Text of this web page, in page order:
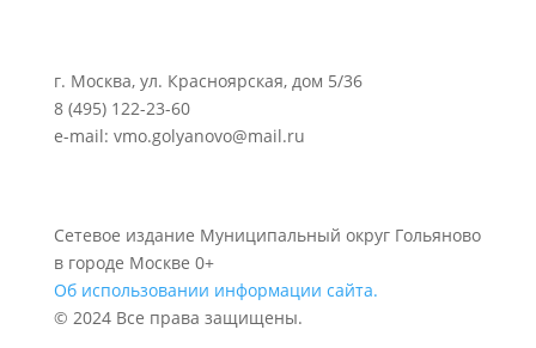
г. Москва, ул. Красноярская, дом 5/36
8 (495) 122-23-60
e-mail: vmo.golyanovo@mail.ru
Сетевое издание Муниципальный округ Гольяново
в городе Москве 0+
Об использовании информации сайта.
© 2024 Все права защищены.